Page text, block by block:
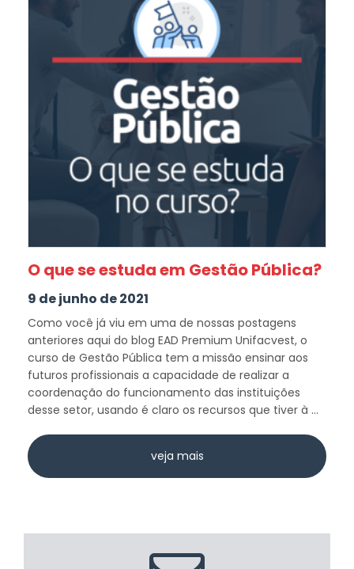
O que se estuda em Gestão Pública?
9 de junho de 2021
Como você já viu em uma de nossas postagens
anteriores aqui do blog EAD Premium Unifacvest, o
curso de Gestão Pública tem a missão ensinar aos
futuros profissionais a capacidade de realizar a
coordenação do funcionamento das instituições
desse setor, usando é claro os recursos que tiver à ...
veja mais